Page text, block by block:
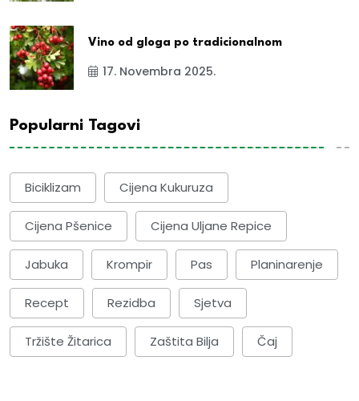
Vino od gloga po tradicionalnom
17. Novembra 2025.
Popularni Tagovi
Biciklizam Cijena Kukuruza
Cijena Pšenice Cijena Uljane Repice
Jabuka Krompir Pas Planinarenje
Recept Rezidba Sjetva
Tržište Žitarica Zaštita Bilja Čaj